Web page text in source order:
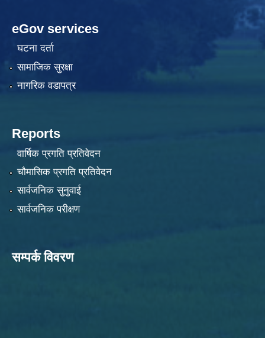
eGov services
घटना दर्ता
सामाजिक सुरक्षा
नागरिक वडापत्र
Reports
वार्षिक प्रगति प्रतिवेदन
चौमासिक प्रगति प्रतिवेदन
सार्वजनिक सुनुवाई
सार्वजनिक परीक्षण
सम्पर्क विवरण